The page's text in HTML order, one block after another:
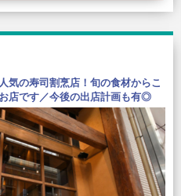
気の寿司割烹店！旬の食材からこ
店です／今後の出店計画も有◎